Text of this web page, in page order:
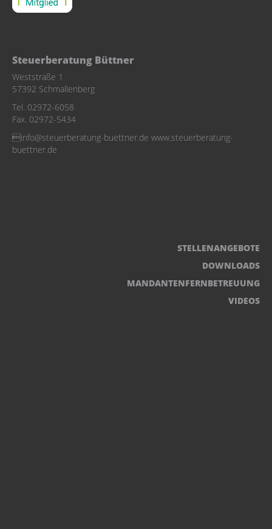
Steuerberatung Büttner
Weststraße 1
57392 Schmallenberg
Tel. 02972-6058
Fax. 02972-5434
info@steuerberatung-buettner.de www.steuerberatung-
buettner.de
STELLENANGEBOTE
DOWNLOADS
MANDANTENFERNBETREUUNG
VIDEOS